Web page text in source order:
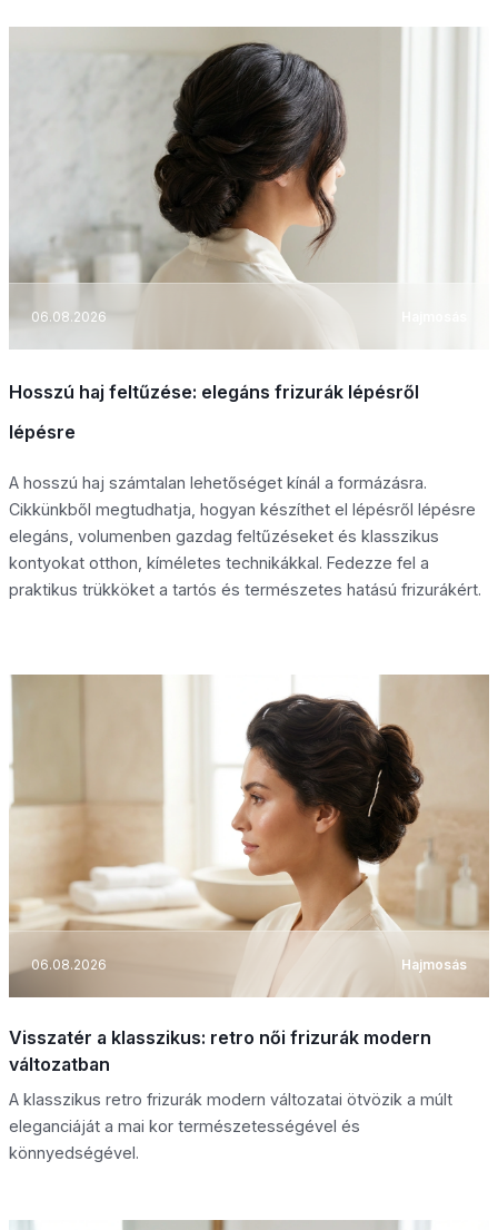
06.08.2026
Hosszú haj feltűzése: elegáns frizurák lépésről
lépésre
A hosszú haj számtalan lehetőséget kínál a formázásra.
Cikkünkből megtudhatja, hogyan készíthet el lépésről lépésre
elegáns, volumenben gazdag feltűzéseket és klasszikus
kontyokat otthon, kíméletes technikákkal. Fedezze fel a
praktikus trükköket a tartós és természetes hatású frizurákért.
06.08.2026 Hajmosás
Visszatér a klasszikus: retro női frizurák modern
változatban
A klasszikus retro frizurák modern változatai ötvözik a múlt
eleganciáját a mai kor természetességével és
könnyedségével.